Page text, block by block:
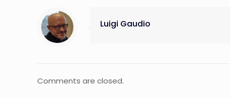
Luigi Gaudio
Comments are closed.